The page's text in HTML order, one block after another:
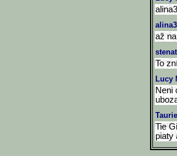
alina3
až
To
Lucy
Neni
Tauriel
Tie
piaty